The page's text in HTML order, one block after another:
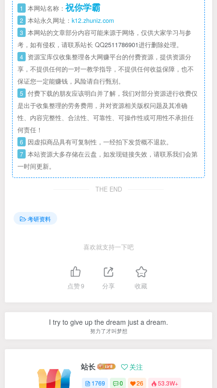
1 本网站名称： 祝你学霸
2 本站永久网址： k12.zhuniz.com
3 本网站的文章部分内容可能来源于网络，仅供大家学习与参
考，如有侵权，请联系站长 QQ2511786901进行删除处理。
4 资源宝库仅收集整理各大网赚平台的付费资源，提供资源分
享，不提供任何的一对一教学指导，不提供任何收益保障，也不
保证您一定能赚钱，风险请自行甄别。
5 付费下载的朋友应该明白并了解，我们对部分资源进行收费仅
是出于收集整理的劳务费用，并对资源相关版权问题及其准确
性、内容完整性、合法性、可靠性、可操作性或可用性不承担任
何责任！
6 因虚拟商品具有可复制性，一经拍下发货概不退款。
7 本站资源大多存储在云盘，如发现链接失效，请联系我们会第
一时间更新。
THE END
考研资料
喜欢就支持一下吧
点赞9 分享 收藏
I try to give up the dream just a dream.
努力了才叫梦想
站长 关注
1769 0 26 53.3W+